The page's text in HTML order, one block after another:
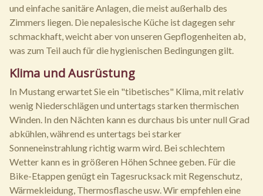
und einfache sanitäre Anlagen, die meist außerhalb des
Zimmers liegen. Die nepalesische Küche ist dagegen sehr
schmackhaft, weicht aber von unseren Gepflogenheiten ab,
was zum Teil auch für die hygienischen Bedingungen gilt.
Klima und Ausrüstung
In Mustang erwartet Sie ein "tibetisches" Klima, mit relativ
wenig Niederschlägen und untertags starken thermischen
Winden. In den Nächten kann es durchaus bis unter null Grad
abkühlen, während es untertags bei starker
Sonneneinstrahlung richtig warm wird. Bei schlechtem
Wetter kann es in größeren Höhen Schnee geben. Für die
Bike-Etappen genügt ein Tagesrucksack mit Regenschutz,
Wärmekleidung, Thermosflasche usw. Wir empfehlen eine